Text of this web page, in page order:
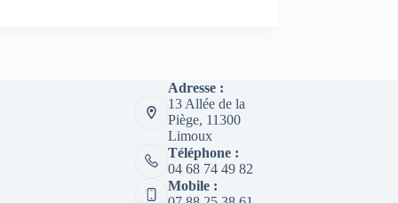
Adresse :
13 Allée de la
Piège, 11300
Limoux
Téléphone :
04 68 74 49 82
Mobile :